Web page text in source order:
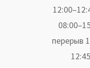
перерыв
12:45